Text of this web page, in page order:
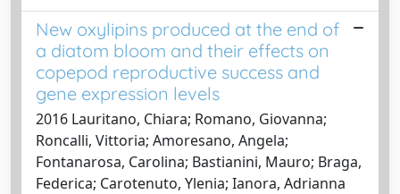
New oxylipins produced at the end of
a diatom bloom and their effects on
copepod reproductive success and
gene expression levels
2016 Lauritano, Chiara; Romano, Giovanna;
Roncalli, Vittoria; Amoresano, Angela;
Fontanarosa, Carolina; Bastianini, Mauro; Braga,
Federica; Carotenuto, Ylenia; Ianora, Adrianna